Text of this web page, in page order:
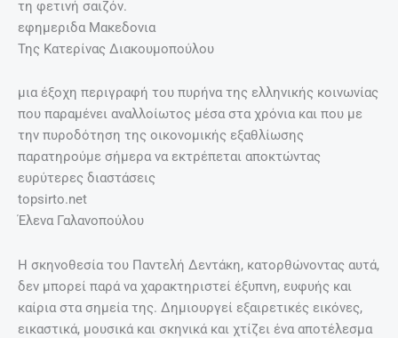
τη φετινή σαιζόν.
εφημεριδα Μακεδονια
Της Κατερίνας Διακουμοπούλου
μια έξοχη περιγραφή του πυρήνα της ελληνικής κοινωνίας
που παραμένει αναλλοίωτος μέσα στα χρόνια και που με
την πυροδότηση της οικονομικής εξαθλίωσης
παρατηρούμε σήμερα να εκτρέπεται αποκτώντας
ευρύτερες διαστάσεις
topsirto.net
Έλενα Γαλανοπούλου
Η σκηνοθεσία του Παντελή Δεντάκη, κατορθώνοντας αυτά,
δεν μπορεί παρά να χαρακτηριστεί έξυπνη, ευφυής και
καίρια στα σημεία της. Δημιουργεί εξαιρετικές εικόνες,
εικαστικά, μουσικά και σκηνικά και χτίζει ένα αποτέλεσμα